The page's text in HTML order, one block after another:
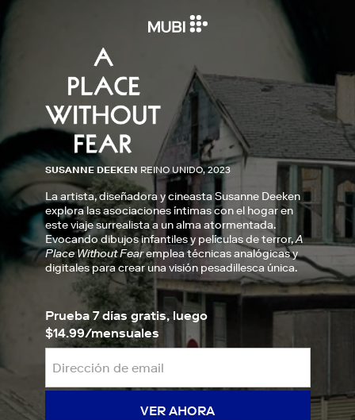
SUSANNE DEEKEN REINO UNIDO, 2023
La artista, diseñadora y cineasta Susanne Deeken
explora las asociaciones íntimas con el hogar en
este viaje surrealista a un alma atormentada.
Evocando dibujos infantiles y películas de terror,A
Place Without Fearemplea técnicas analógicas y
digitales para crear una visión pesadillesca única.
Prueba 7 días gratis, luego
$14.99/mensuales
VER AHORA